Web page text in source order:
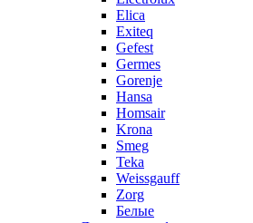
Elica
Exiteq
Gefest
Germes
Gorenje
Hansa
Homsair
Krona
Smeg
Teka
Weissgauff
Zorg
Белые